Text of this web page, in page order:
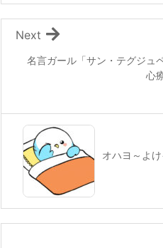
名言ガール「サン・テグジュ
心
Next
オハヨ～よ